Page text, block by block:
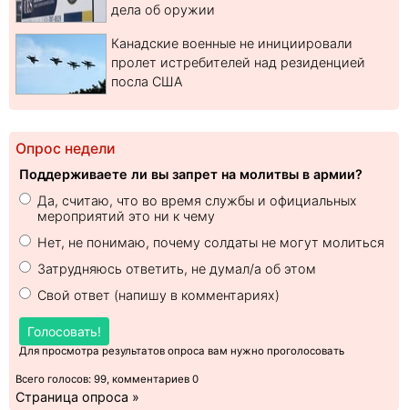
дела об оружии
Канадские военные не инициировали
пролет истребителей над резиденцией
посла США
Опрос недели
Поддерживаете ли вы запрет на молитвы в армии?
Да, считаю, что во время службы и официальных
мероприятий это ни к чему
Нет, не понимаю, почему солдаты не могут молиться
Затрудняюсь ответить, не думал/а об этом
Свой ответ (напишу в комментариях)
Голосовать!
Для просмотра результатов опроса вам нужно проголосовать
Всего голосов: 99, комментариев 0
Страница опроса »